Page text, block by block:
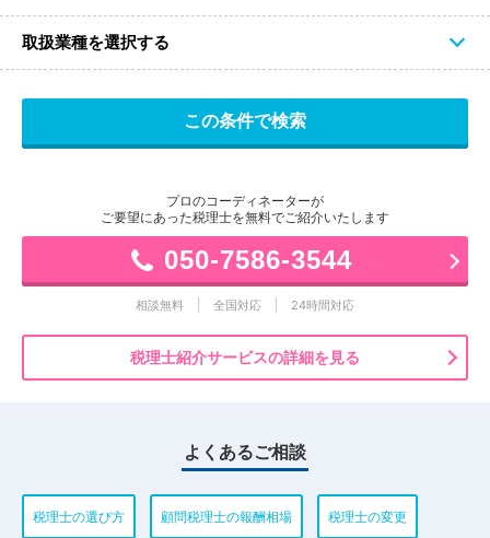
取扱業種を選択する
プロのコーディネーターが
ご要望にあった税理士を無料でご紹介いたします
050-7586-3544
相談無料 全国対応 24時間対応
税理士紹介サービスの詳細を見る
よくあるご相談
税理士の選び方 顧問税理士の報酬相場 税理士の変更